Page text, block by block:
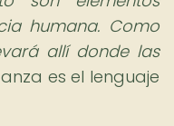
humana. Como
allí donde las
es el lenguaje